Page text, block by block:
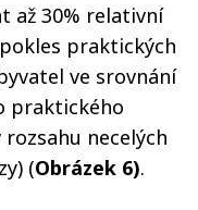
až 30% relativní
praktických
ve srovnání
praktického
necelých
(Obrázek 6).